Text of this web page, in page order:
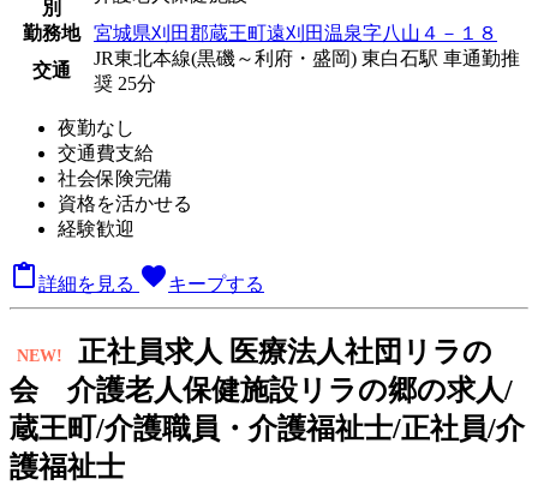
別
勤務地
宮城県刈田郡蔵王町遠刈田温泉字八山４－１８
交通
JR東北本線(黒磯～利府・盛岡) 東白石駅 車通勤推
奨 25分
夜勤なし
交通費支給
社会保険完備
資格を活かせる
経験歓迎
詳細を見る favoriteキープする
NEW! 正社員求人 医療法人社団リラの
会 介護老人保健施設リラの郷の求人/
蔵王町/介護職員・介護福祉士/正社員/介
護福祉士